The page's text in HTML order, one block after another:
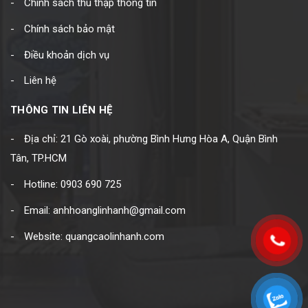
Chính sách thu thập thông tin
Chính sách bảo mật
Điều khoản dịch vụ
Liên hệ
THÔNG TIN LIÊN HỆ
Địa chỉ: 21 Gò xoài, phường Bình Hưng Hòa A, Quận Bình
Tân, TP.HCM
Hotline: 0903 690 725
Email: anhhoanglinhanh@gmail.com
Website: quangcaolinhanh.com